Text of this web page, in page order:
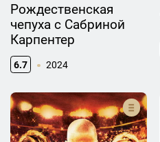
Рождественская
чепуха с Сабриной
Карпентер
6.7 2024